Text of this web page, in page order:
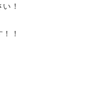
！
！